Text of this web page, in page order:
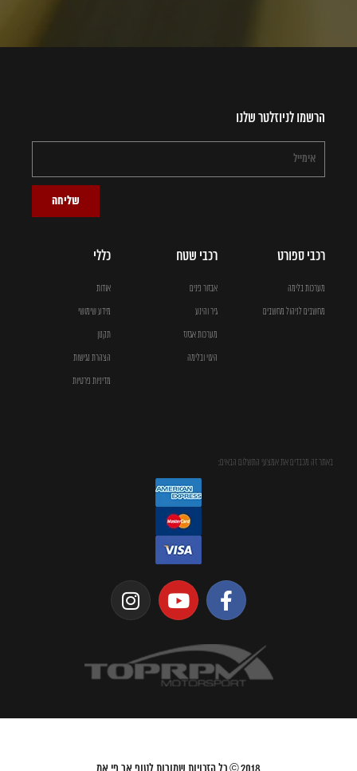
הרשמו לניוזלטר שלנו
שליחה
רכבי ספורט
מערכות בלימה
מחשבים לניהול מחשבים
רכבי שטח
אבזור פנים
גיר והינע
מערכות אגזוז
היגוי ובלימה
כללי
אודות
מידע שימושי
תקנון
הצהרת נגישות
מדיניות פרטיות
באתר זה מכבדים את אמצעי התשלום הבאים: